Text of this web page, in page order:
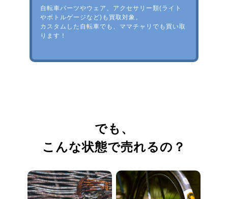
自転車パーツやウェア、アクセサリー類(ライト
やボトルゲージなど)も買取対象。
カスタムした自転車でも、ママチャリでも買い取
ります！
でも、
こんな状態で売れるの？